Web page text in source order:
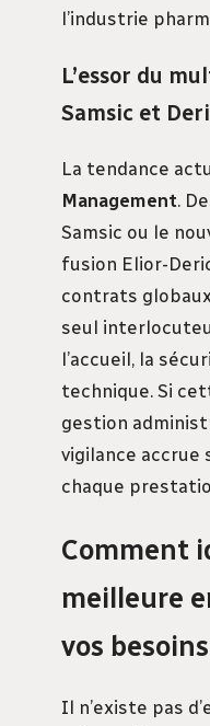
l’industrie
L’essor du
Samsic et
La tendance
Management.
Samsic ou le
fusion Elior-
contrats
seul
l’accueil, la
technique. Si
gestion
vigilance accrue
chaque
Comment
meilleure
vos
Il n’existe pas